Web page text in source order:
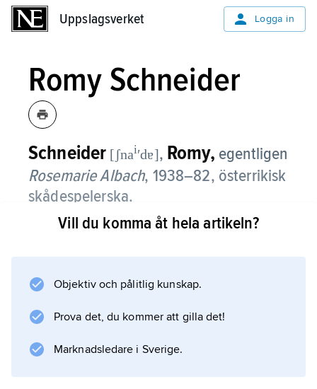
Uppslagsverket Logga in
Romy Schneider
Schneider [ʃnaiʹdɐ], Romy, egentligen
Rosemarie Albach, 1938–82, österrikisk
skådespelerska.
Romy Schneider filmdebuterade 1953 och
filmer (1955–57).
Information om artikeln
Vill du komma åt hela artikeln?
Objektiv och pålitlig kunskap.
Prova det, du kommer att gilla det!
Marknadsledare i Sverige.